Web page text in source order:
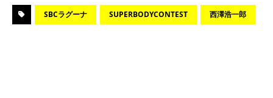
SBCラグーナ SUPERBODYCONTEST 西澤浩一郎